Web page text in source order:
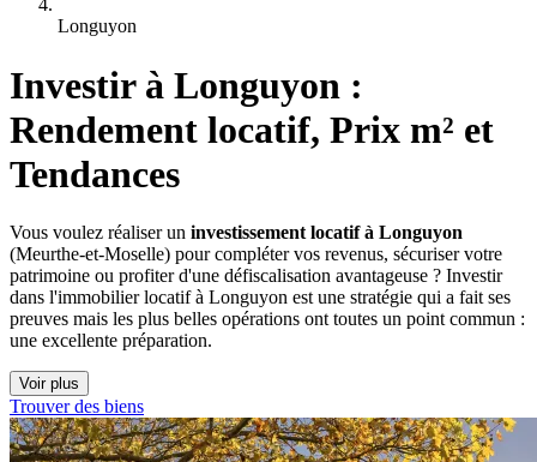
Longuyon
Investir à Longuyon :
Rendement locatif, Prix m² et
Tendances
Vous voulez réaliser un investissement locatif à Longuyon
(Meurthe-et-Moselle) pour compléter vos revenus, sécuriser votre
patrimoine ou profiter d'une défiscalisation avantageuse ? Investir
dans l'immobilier locatif à Longuyon est une stratégie qui a fait ses
preuves mais les plus belles opérations ont toutes un point commun :
une excellente préparation.
Voir plus
Trouver des biens